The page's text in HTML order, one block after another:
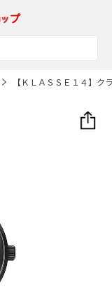
【ＫＬＡＳＳＥ１４】